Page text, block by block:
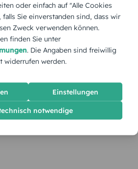
oder einfach auf "Alle Cookies
Sie einverstanden sind, dass wir
Zweck verwenden können.
finden Sie unter
. Die Angaben sind freiwillig
widerrufen werden.
Einstellungen
notwendige